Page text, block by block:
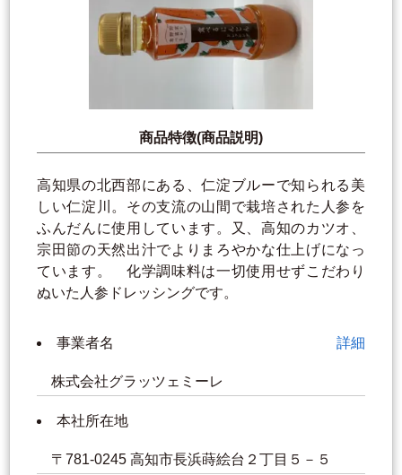
商品特徴(商品説明)
高知県の北西部にある、仁淀ブルーで知られる美
しい仁淀川。その支流の山間で栽培された人参を
ふんだんに使用しています。又、高知のカツオ、
宗田節の天然出汁でよりまろやかな仕上げになっ
ています。 化学調味料は一切使用せずこだわり
ぬいた人参ドレッシングです。
事業者名 詳細
株式会社グラッツェミーレ
本社所在地
〒781-0245 高知市長浜蒔絵台２丁目５－５